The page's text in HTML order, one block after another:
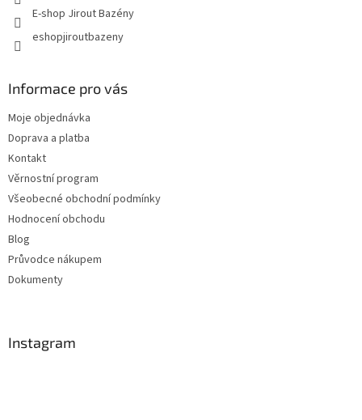
E-shop Jirout Bazény
eshopjiroutbazeny
Informace pro vás
Moje objednávka
Doprava a platba
Kontakt
Věrnostní program
Všeobecné obchodní podmínky
Hodnocení obchodu
Blog
Průvodce nákupem
Dokumenty
Instagram